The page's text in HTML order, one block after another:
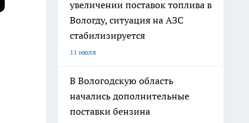
увеличении поставок топлива в
Вологду, ситуация на АЗС
стабилизируется
11 июля
В Вологодскую область
начались дополнительные
поставки бензина